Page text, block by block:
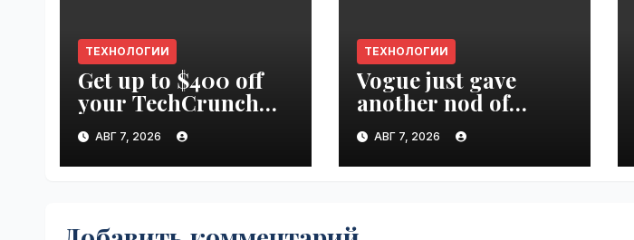
ТЕХНОЛОГИИ
Get up to $400 off
your TechCrunch
Disrupt 2026 pass
until tomorrow |
VseTime.ru
АВГ 7, 2026
ТЕХНОЛОГИИ
Vogue just gave
another nod of
approval to the tech
world | VseTime.ru
АВГ 7, 2026